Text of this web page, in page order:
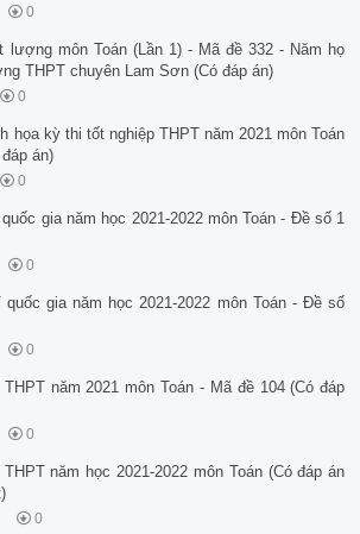
0
lượng môn Toán (Lần 1) - Mã đề 332 - Năm họ
THPT chuyên Lam Sơn (Có đáp án)
0
họa kỳ thi tốt nghiệp THPT năm 2021 môn Toán
án)
0
gia năm học 2021-2022 môn Toán - Đề số 1
0
gia năm học 2021-2022 môn Toán - Đề số
0
năm 2021 môn Toán - Mã đề 104 (Có đáp
0
năm học 2021-2022 môn Toán (Có đáp án
0